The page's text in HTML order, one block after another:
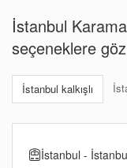
İstanbul
seçeneklere
İstanbul kalkışlı
İstanbul -